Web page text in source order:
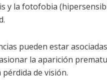
y la fotofobia
pueden estar
la aparición
de visión.